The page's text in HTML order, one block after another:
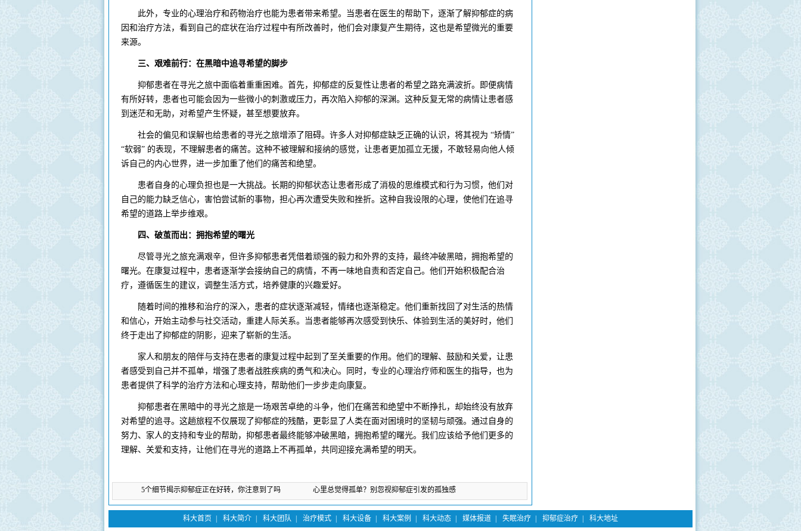
此外，专业的心理治疗和药物治疗也能为患者带来希望。当患者在医生的帮助下，逐渐了解抑郁症的病
因和治疗方法，看到自己的症状在治疗过程中有所改善时，他们会对康复产生期待，这也是希望微光的重要
来源。
三、艰难前行：在黑暗中追寻希望的脚步
抑郁患者在寻光之旅中面临着重重困难。首先，抑郁症的反复性让患者的希望之路充满波折。即便病情
有所好转，患者也可能会因为一些微小的刺激或压力，再次陷入抑郁的深渊。这种反复无常的病情让患者感
到迷茫和无助，对希望产生怀疑，甚至想要放弃。
社会的偏见和误解也给患者的寻光之旅增添了阻碍。许多人对抑郁症缺乏正确的认识，将其视为 “矫情”
“软弱” 的表现，不理解患者的痛苦。这种不被理解和接纳的感觉，让患者更加孤立无援，不敢轻易向他人倾
诉自己的内心世界，进一步加重了他们的痛苦和绝望。
患者自身的心理负担也是一大挑战。长期的抑郁状态让患者形成了消极的思维模式和行为习惯，他们对
自己的能力缺乏信心，害怕尝试新的事物，担心再次遭受失败和挫折。这种自我设限的心理，使他们在追寻
希望的道路上举步维艰。
四、破茧而出：拥抱希望的曙光
尽管寻光之旅充满艰辛，但许多抑郁患者凭借着顽强的毅力和外界的支持，最终冲破黑暗，拥抱希望的
曙光。在康复过程中，患者逐渐学会接纳自己的病情，不再一味地自责和否定自己。他们开始积极配合治
疗，遵循医生的建议，调整生活方式，培养健康的兴趣爱好。
随着时间的推移和治疗的深入，患者的症状逐渐减轻，情绪也逐渐稳定。他们重新找回了对生活的热情
和信心，开始主动参与社交活动，重建人际关系。当患者能够再次感受到快乐、体验到生活的美好时，他们
终于走出了抑郁症的阴影，迎来了崭新的生活。
家人和朋友的陪伴与支持在患者的康复过程中起到了至关重要的作用。他们的理解、鼓励和关爱，让患
者感受到自己并不孤单，增强了患者战胜疾病的勇气和决心。同时，专业的心理治疗师和医生的指导，也为
患者提供了科学的治疗方法和心理支持，帮助他们一步步走向康复。
抑郁患者在黑暗中的寻光之旅是一场艰苦卓绝的斗争，他们在痛苦和绝望中不断挣扎，却始终没有放弃
对希望的追寻。这趟旅程不仅展现了抑郁症的残酷，更彰显了人类在面对困境时的坚韧与顽强。通过自身的
努力、家人的支持和专业的帮助，抑郁患者最终能够冲破黑暗，拥抱希望的曙光。我们应该给予他们更多的
理解、关爱和支持，让他们在寻光的道路上不再孤单，共同迎接充满希望的明天。
5个细节揭示抑郁症正在好转，你注意到了吗 心里总觉得孤单？别忽视抑郁症引发的孤独感
科大首页 科大简介 科大团队 治疗模式 科大设备 科大案例 科大动态 媒体报道 失眠治疗 抑郁症治疗 科大地址